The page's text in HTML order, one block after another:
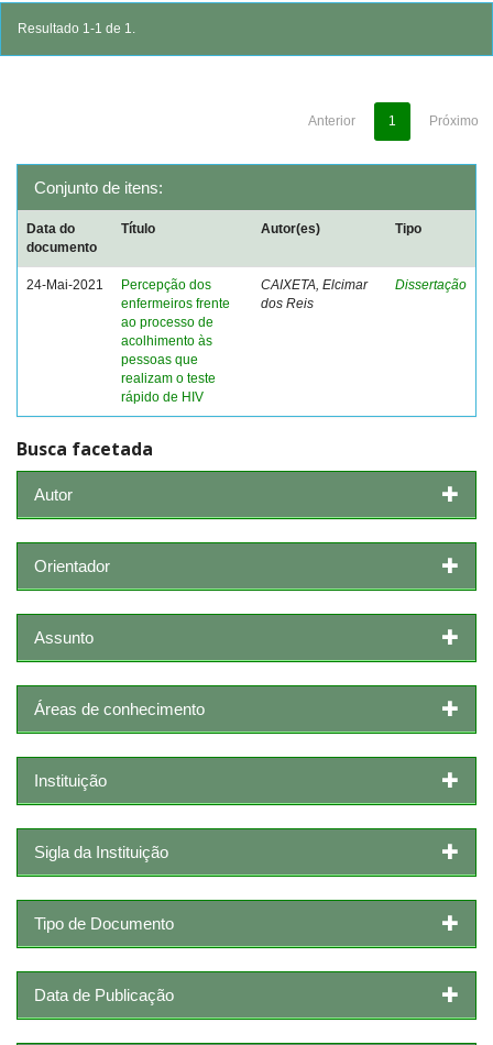
Resultado 1-1 de 1.
Anterior 1 Próximo
Conjunto de itens:
Data do
documento
Título Autor(es) Tipo
24-Mai-2021
Percepção dos
enfermeiros frente
ao processo de
acolhimento às
pessoas que
realizam o teste
rápido de HIV
CAIXETA, Elcimar
dos Reis
Dissertação
Busca facetada
Autor
Orientador
Assunto
Áreas de conhecimento
Instituição
Sigla da Instituição
Tipo de Documento
Data de Publicação